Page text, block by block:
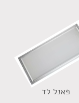
פאנל לד